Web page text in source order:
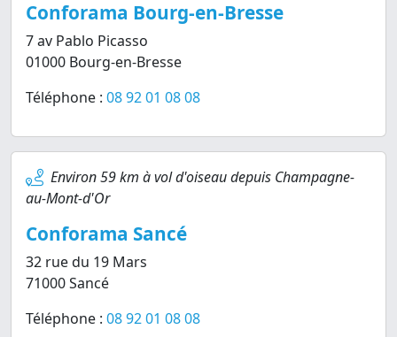
Conforama Bourg-en-Bresse
7 av Pablo Picasso
01000 Bourg-en-Bresse
Téléphone : 08 92 01 08 08
Environ 59 km à vol d'oiseau depuis Champagne-
au-Mont-d'Or
Conforama Sancé
32 rue du 19 Mars
71000 Sancé
Téléphone : 08 92 01 08 08